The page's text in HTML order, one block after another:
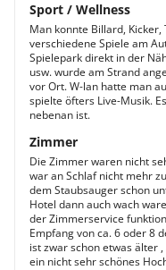
Sport / Wellness
Man konnte Billard,
verschiedene Spiele am
Spielepark direkt in der
usw. wurde am Strand
vor Ort. W-lan hatte man
spielte öfters Live-Musik.
nebenan ist.
Zimmer
Die Zimmer waren nicht
war an Schlaf nicht mehr
dem Staubsauger schon
Hotel dann auch wach
der Zimmerservice
Empfang von ca. 6 oder 8
ist zwar schon etwas älter
ein nicht sehr schönes